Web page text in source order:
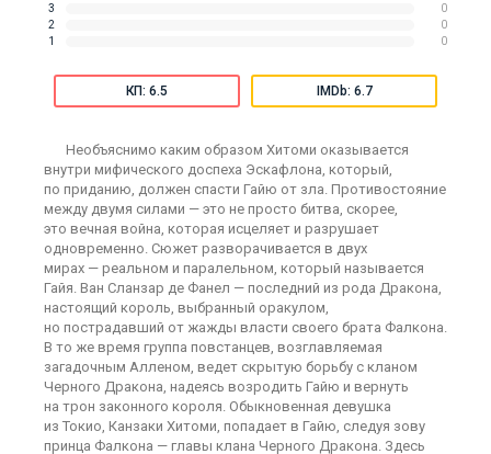
3
0
2
0
1
0
КП: 6.5 IMDb: 6.7
Необъяснимо каким образом Хитоми оказывается
внутри мифического доспеха Эскафлона, который,
по приданию, должен спасти Гайю от зла. Противостояние
между двумя силами — это не просто битва, скорее,
это вечная война, которая исцеляет и разрушает
одновременно. Сюжет разворачивается в двух
мирах — реальном и паралельном, который называется
Гайя. Ван Сланзар де Фанел — последний из рода Дракона,
настоящий король, выбранный оракулом,
но пострадавший от жажды власти своего брата Фалкона.
В то же время группа повстанцев, возглавляемая
загадочным Алленом, ведет скрытую борьбу с кланом
Черного Дракона, надеясь возродить Гайю и вернуть
на трон законного короля. Обыкновенная девушка
из Токио, Канзаки Хитоми, попадает в Гайю, следуя зову
принца Фалкона — главы клана Черного Дракона. Здесь